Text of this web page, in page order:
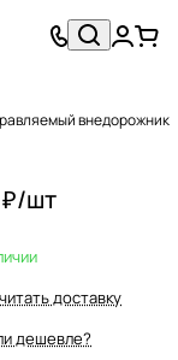
внедорожник
шт
доставку
дешевле?